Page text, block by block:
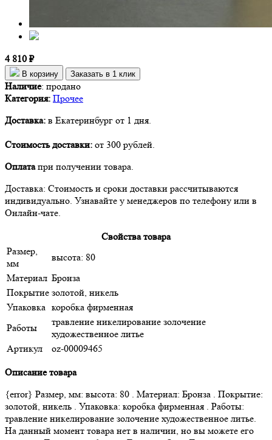
4 810 ₽
В корзину Заказать в 1 клик
Наличие: продано
Категория: Прочее
Доставка: в Екатеринбург от 1 дня.
Стоимость доставки: от 300 рублей.
Оплатапри получении товара.
Доставка: Стоимость и сроки доставки рассчитываются
индивидуально. Узнавайте у менеджеров по телефону или в
Онлайн-чате.
Свойства товара
Размер,
мм
высота: 80
Материал Бронза
Покрытие золотой, никель
Упаковка коробка фирменная
Работы
травление никелирование золочение
художественное литье
Артикул
oz-00009465
Описание товара
{error} Размер, мм: высота: 80 . Материал: Бронза . Покрытие:
золотой, никель . Упаковка: коробка фирменная . Работы:
травление никелирование золочение художественное литье.
На данный момент товара нет в наличии, но вы можете его